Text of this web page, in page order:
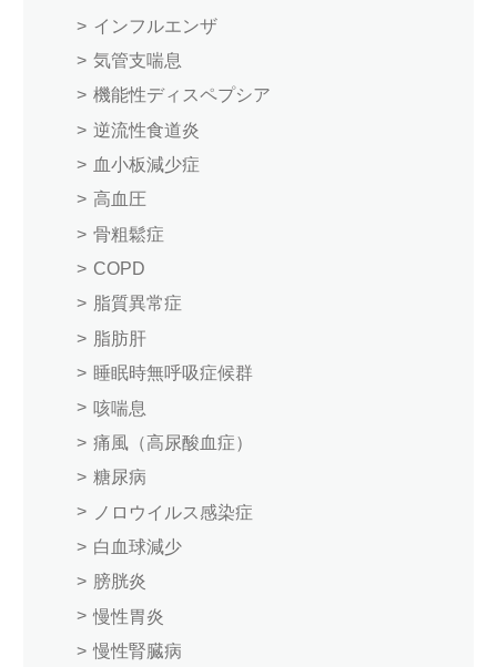
インフルエンザ
気管支喘息
機能性ディスペプシア
逆流性食道炎
血小板減少症
高血圧
骨粗鬆症
COPD
脂質異常症
脂肪肝
睡眠時無呼吸症候群
咳喘息
痛風（高尿酸血症）
糖尿病
ノロウイルス感染症
白血球減少
膀胱炎
慢性胃炎
慢性腎臓病